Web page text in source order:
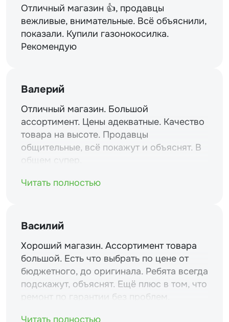
Отличный магазин 👍, продавцы
вежливые, внимательные. Всё объяснили,
показали. Купили газонокосилка.
Рекомендую
Валерий
Отличный магазин. Большой
ассортимент. Цены адекватные. Качество
товара на высоте. Продавцы
общительные, всё покажут и объяснят. В
общем супер.
Читать полностью
Василий
Хороший магазин. Ассортимент товара
большой. Есть что выбрать по цене от
бюджетного, до оригинала. Ребята всегда
подскажут, объяснят. Ещё плюс в том, что
ремонт по гарантии без проблем.
Читать полностью